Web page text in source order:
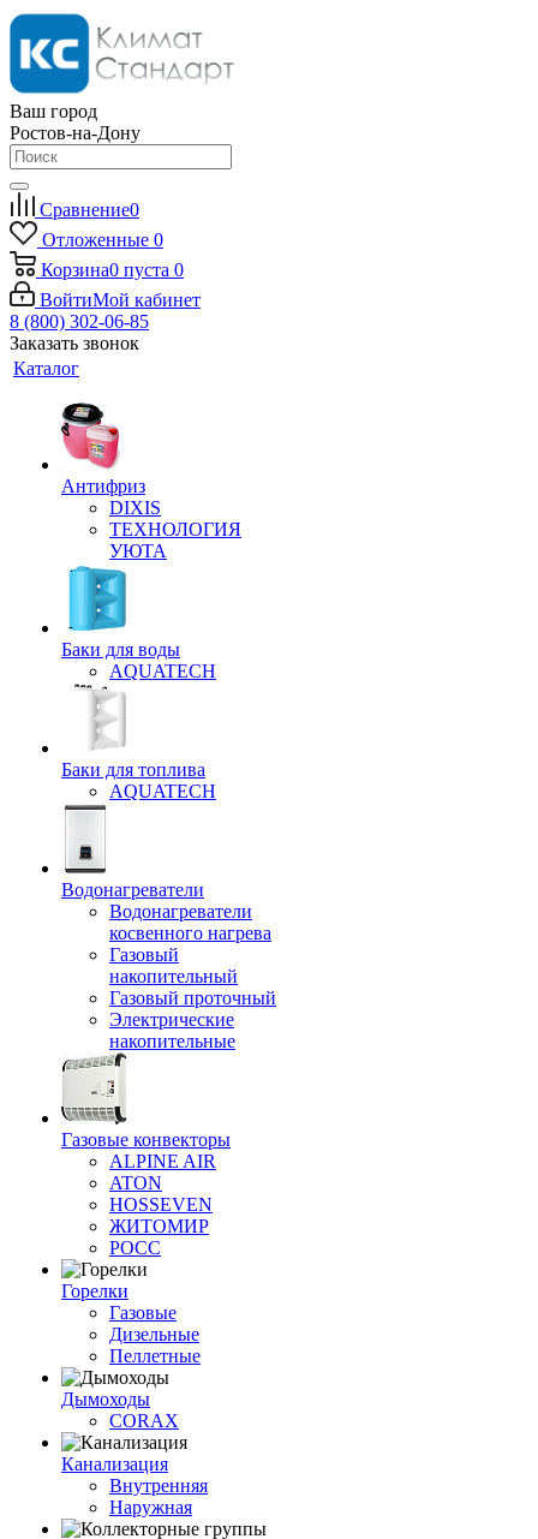
Ваш город
Ростов-на-Дону
Сравнение0
Отложенные 0
Корзина0 пуста 0
ВойтиМой кабинет
8 (800) 302-06-85
Заказать звонок
Каталог
Антифриз
DIXIS
ТЕХНОЛОГИЯ
УЮТА
Баки для воды
AQUATECH
Баки для топлива
AQUATECH
Водонагреватели
Водонагреватели
косвенного нагрева
Газовый
накопительный
Газовый проточный
Электрические
накопительные
Газовые конвекторы
ALPINE AIR
ATON
HOSSEVEN
ЖИТОМИР
РОСС
Горелки
Газовые
Дизельные
Пеллетные
Дымоходы
CORAX
Канализация
Внутренняя
Наружная